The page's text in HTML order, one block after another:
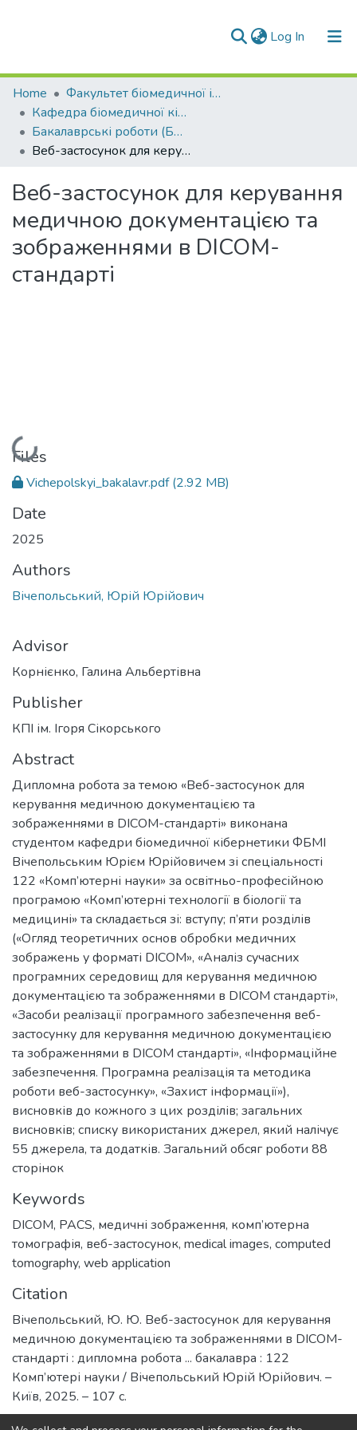
Log In (current)
Communities & Collections
All of DSpace
Home
Факультет біомедичної інженерії (ФБМІ)
Кафедра біомедичної кібернетики (БМК)
Бакалаврські роботи (БМК)
Веб-застосунок для керування медичною документацією та зображеннями в DICOM-стандарті
Веб-застосунок для керування
медичною документацією та
зображеннями в DICOM-
стандарті
Loading...
Files
Vichepolskyi_bakalavr.pdf(2.92 MB)
Date
2025
Authors
Вічепольський, Юрій Юрійович
Advisor
Корнієнко, Галина Альбертівна
Publisher
КПІ ім. Ігоря Сікорського
Abstract
Дипломна робота за темою «Веб-застосунок для
керування медичною документацією та
зображеннями в DICOM-стандарті» виконана
студентом кафедри біомедичної кібернетики ФБМІ
Вічепольським Юрієм Юрійовичем зі спеціальності
122 «Комп’ютерні науки» за освітньо-професійною
програмою «Комп’ютерні технології в біології та
медицині» та складається зі: вступу; п’яти розділів
(«Огляд теоретичних основ обробки медичних
зображень у форматі DICOM», «Аналіз сучасних
програмних середовищ для керування медичною
документацією та зображеннями в DICOM стандарті»,
«Засоби реалізації програмного забезпечення веб-
застосунку для керування медичною документацією
та зображеннями в DICOM стандарті», «Інформаційне
забезпечення. Програмна реалізація та методика
роботи веб-застосунку», «Захист інформації»),
висновків до кожного з цих розділів; загальних
висновків; списку використаних джерел, який налічує
55 джерела, та додатків. Загальний обсяг роботи 88
сторінок
Keywords
DICOM, PACS, медичні зображення, комп’ютерна
томографія, веб-застосунок, medical images, computed
tomography, web application
Citation
Вічепольський, Ю. Ю. Веб-застосунок для керування
медичною документацією та зображеннями в DICOM-
стандарті : дипломна робота ... бакалавра : 122
Комп’ютері науки / Вічепольський Юрій Юрійович. –
Київ, 2025. – 107 с.